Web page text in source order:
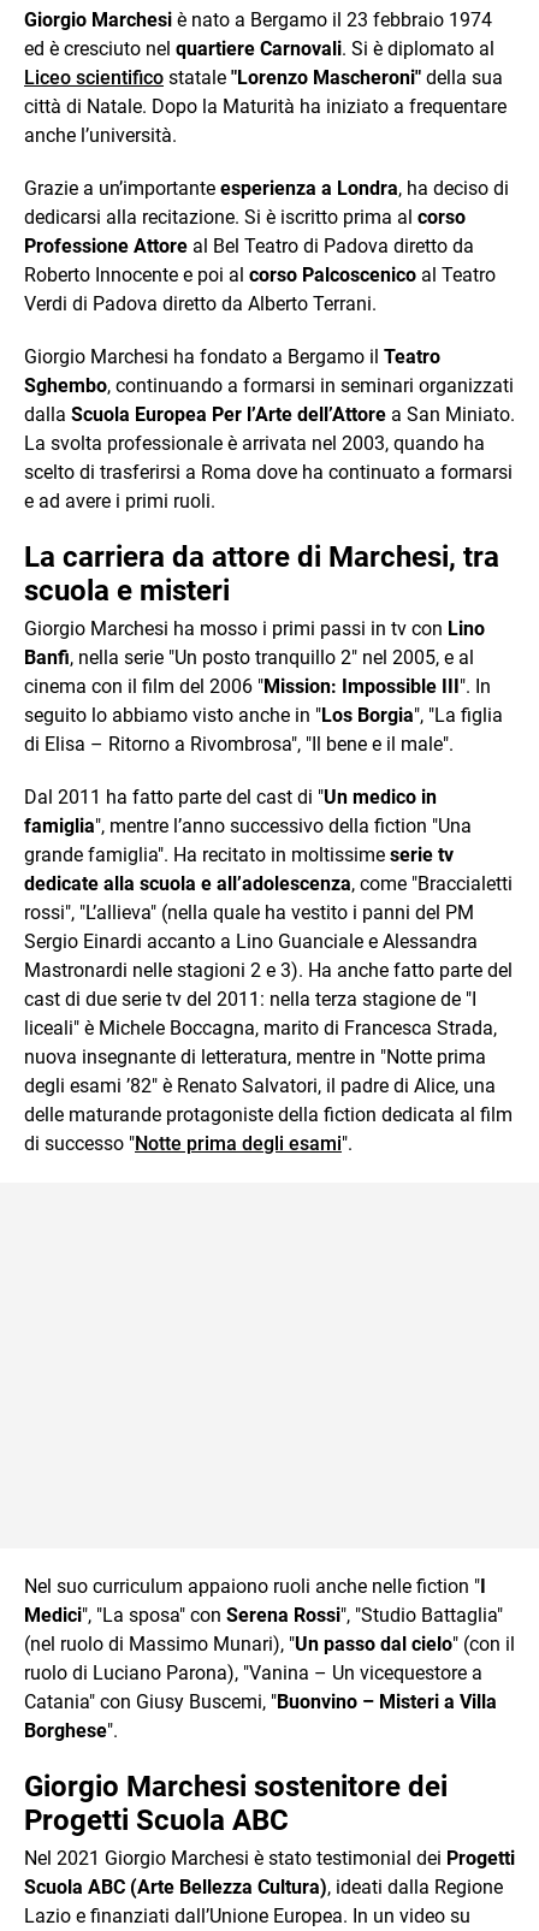
Giorgio Marchesi è nato a Bergamo il 23 febbraio 1974
ed è cresciuto nel quartiere Carnovali. Si è diplomato al
Liceo scientifico statale "Lorenzo Mascheroni" della sua
città di Natale. Dopo la Maturità ha iniziato a frequentare
anche l’università.
Grazie a un’importante esperienza a Londra, ha deciso di
dedicarsi alla recitazione. Si è iscritto prima al corso
Professione Attore al Bel Teatro di Padova diretto da
Roberto Innocente e poi al corso Palcoscenico al Teatro
Verdi di Padova diretto da Alberto Terrani.
Giorgio Marchesi ha fondato a Bergamo il Teatro
Sghembo, continuando a formarsi in seminari organizzati
dalla Scuola Europea Per l’Arte dell’Attore a San Miniato.
La svolta professionale è arrivata nel 2003, quando ha
scelto di trasferirsi a Roma dove ha continuato a formarsi
e ad avere i primi ruoli.
La carriera da attore di Marchesi, tra
scuola e misteri
Giorgio Marchesi ha mosso i primi passi in tv con Lino
Banfi, nella serie "Un posto tranquillo 2" nel 2005, e al
cinema con il film del 2006 "Mission: Impossible III". In
seguito lo abbiamo visto anche in "Los Borgia", "La figlia
di Elisa – Ritorno a Rivombrosa", "Il bene e il male".
Dal 2011 ha fatto parte del cast di "Un medico in
famiglia", mentre l’anno successivo della fiction "Una
grande famiglia". Ha recitato in moltissime serie tv
dedicate alla scuola e all’adolescenza, come "Braccialetti
rossi", "L’allieva" (nella quale ha vestito i panni del PM
Sergio Einardi accanto a Lino Guanciale e Alessandra
Mastronardi nelle stagioni 2 e 3). Ha anche fatto parte del
cast di due serie tv del 2011: nella terza stagione de "I
liceali" è Michele Boccagna, marito di Francesca Strada,
nuova insegnante di letteratura, mentre in "Notte prima
degli esami ’82" è Renato Salvatori, il padre di Alice, una
delle maturande protagoniste della fiction dedicata al film
di successo "Notte prima degli esami".
Nel suo curriculum appaiono ruoli anche nelle fiction "I
Medici", "La sposa" con Serena Rossi", "Studio Battaglia"
(nel ruolo di Massimo Munari), "Un passo dal cielo" (con il
ruolo di Luciano Parona), "Vanina – Un vicequestore a
Catania" con Giusy Buscemi, "Buonvino – Misteri a Villa
Borghese".
Giorgio Marchesi sostenitore dei
Progetti Scuola ABC
Nel 2021 Giorgio Marchesi è stato testimonial dei Progetti
Scuola ABC (Arte Bellezza Cultura), ideati dalla Regione
Lazio e finanziati dall’Unione Europea. In un video su